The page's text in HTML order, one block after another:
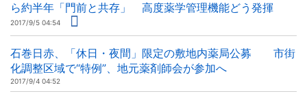
ら約半年「門前と共存」 高度薬学管理機能どう発揮
2017/9/5 04:54
石巻日赤、「休日・夜間」限定の敷地内薬局公募 市街
化調整区域で“特例”、地元薬剤師会が参加へ
2017/9/4 04:52